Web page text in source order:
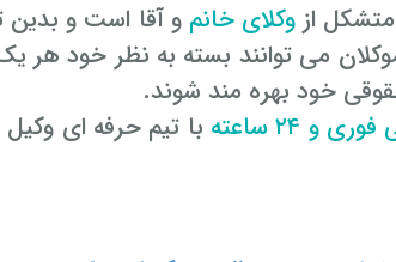
متشکل ازوکلای خانم و آقا است و بدین
می توانند بسته به نظر خود هر
خود بهره مند شوند.
و ۲۴ ساعته